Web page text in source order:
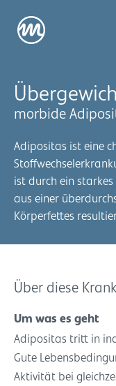
morbide
Adipositas ist eine
ist durch ein
aus einer
Körperfettes
Über diese
Um was es geht
Adipositas tritt in
Gute
Aktivität bei